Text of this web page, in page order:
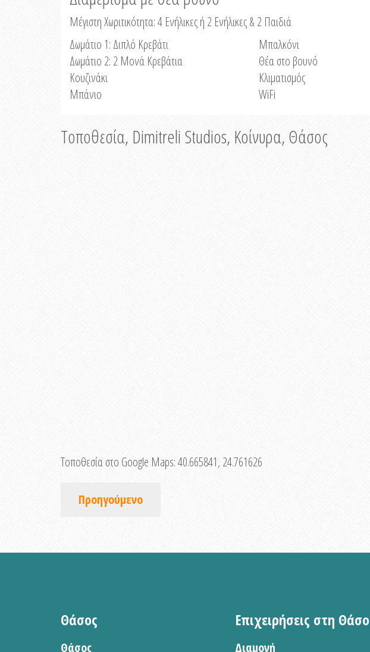
Μέγιστη Χωριτικότητα: 4 Ενήλικες ή 2 Ενήλικες & 2 Παιδιά
Δωμάτιο 1: Διπλό Κρεβάτι
Δωμάτιο 2: 2 Μονά Κρεβάτια
Κουζινάκι
Μπάνιο
Μπαλκόνι
Θέα στο βουνό
Κλιματισμός
WiFi
Τοποθεσία, Dimitreli Studios, Κοίνυρα, Θάσος
Τοποθεσία στο Google Maps:40.665841, 24.761626
Προηγούμενο
Θάσος
Θάσος
Επιχειρήσεις στη Θάσο
Διαμονή